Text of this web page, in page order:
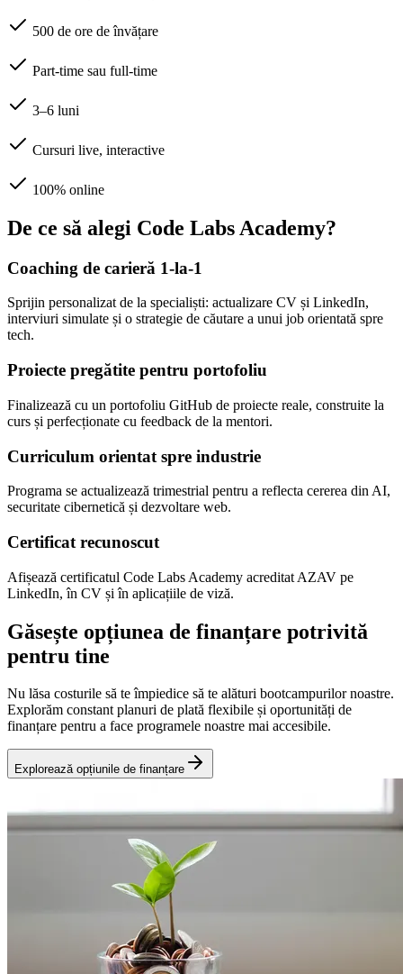
500 de ore de învățare
Part-time sau full-time
3–6 luni
Cursuri live, interactive
100% online
De ce să alegi Code Labs Academy?
Coaching de carieră 1-la-1
Sprijin personalizat de la specialiști: actualizare CV și LinkedIn,
interviuri simulate și o strategie de căutare a unui job orientată spre
tech.
Proiecte pregătite pentru portofoliu
Finalizează cu un portofoliu GitHub de proiecte reale, construite la
curs și perfecționate cu feedback de la mentori.
Curriculum orientat spre industrie
Programa se actualizează trimestrial pentru a reflecta cererea din AI,
securitate cibernetică și dezvoltare web.
Certificat recunoscut
Afișează certificatul Code Labs Academy acreditat AZAV pe
LinkedIn, în CV și în aplicațiile de viză.
Găsește opțiunea de finanțare potrivită
pentru tine
Nu lăsa costurile să te împiedice să te alături bootcampurilor noastre.
Explorăm constant planuri de plată flexibile și oportunități de
finanțare pentru a face programele noastre mai accesibile.
Explorează opțiunile de finanțare